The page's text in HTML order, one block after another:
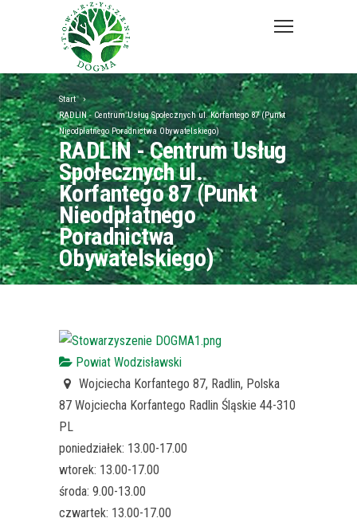
Start
RADLIN - Centrum Usług Społecznych ul. Korfantego 87 (Punkt
Nieodpłatnego Poradnictwa Obywatelskiego)
RADLIN - Centrum Usług
Społecznych ul.
Korfantego 87 (Punkt
Nieodpłatnego
Poradnictwa
Obywatelskiego)
Powiat Wodzisławski
Wojciecha Korfantego 87, Radlin, Polska
87 Wojciecha Korfantego Radlin Śląskie 44-310
PL
poniedziałek: 13.00-17.00
wtorek: 13.00-17.00
środa: 9.00-13.00
czwartek: 13.00-17.00